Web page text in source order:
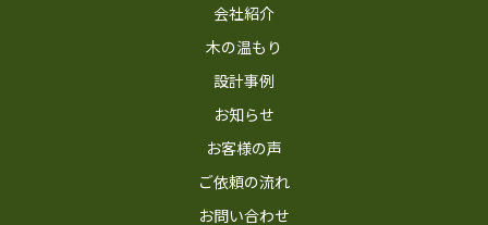
会社紹介
木の温もり
設計事例
お知らせ
お客様の声
ご依頼の流れ
お問い合わせ